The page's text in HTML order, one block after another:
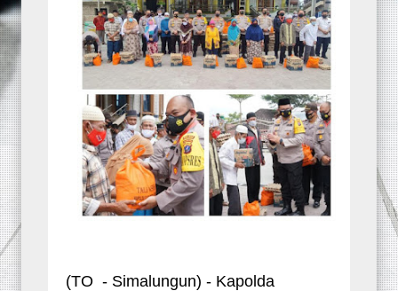
(TO - Simalungun) - Kapolda